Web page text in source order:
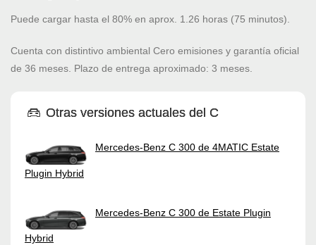
Puede cargar hasta el 80% en aprox. 1.26 horas (75 minutos).
Cuenta con distintivo ambiental Cero emisiones y garantía oficial
de 36 meses. Plazo de entrega aproximado: 3 meses.
Otras versiones actuales del C
Mercedes-Benz C 300 de 4MATIC Estate
Plugin Hybrid
Mercedes-Benz C 300 de Estate Plugin
Hybrid